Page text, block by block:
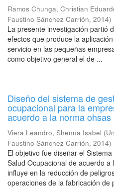
Ramos Chunga, Christian
Faustino Sánchez Carrión, 2014)
La presente investigación partió
efectos que produce la
servicio en las pequeñas
como objetivo general el de ...
Diseño del sistema de
ocupacional para la
acuerdo a la norma ohsas
Viera Leandro, Shenna Isabel (
Faustino Sánchez Carrión, 2014)
El objetivo fue diseñar el
Salud Ocupacional de acuerdo
influye en la reducción de
operaciones de la fabricación de